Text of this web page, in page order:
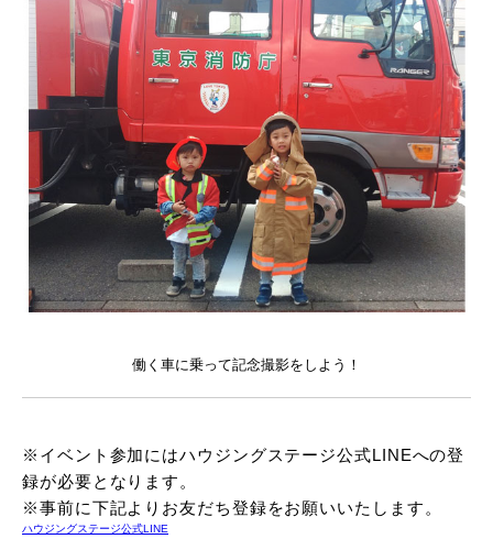
働く車に乗って記念撮影をしよう！
※イベント参加にはハウジングステージ公式LINEへの登
録が必要となります。
※事前に下記よりお友だち登録をお願いいたします。
ハウジングステージ公式LINE